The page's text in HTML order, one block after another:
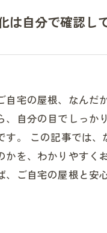
は自分で確認し
自宅の屋根、なんだ
、自分の目でしっか
す。 この記事では
かを、わかりやすく
、ご自宅の屋根と安